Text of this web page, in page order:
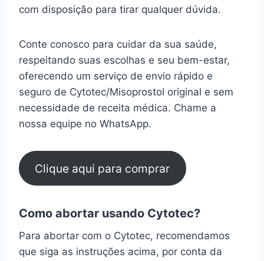
com disposição para tirar qualquer dúvida.
Conte conosco para cuidar da sua saúde,
respeitando suas escolhas e seu bem-estar,
oferecendo um serviço de envio rápido e
seguro de Cytotec/Misoprostol original e sem
necessidade de receita médica. Chame a
nossa equipe no WhatsApp.
Clique aqui para comprar
Como abortar usando Cytotec?
Para abortar com o Cytotec, recomendamos
que siga as instruções acima, por conta da